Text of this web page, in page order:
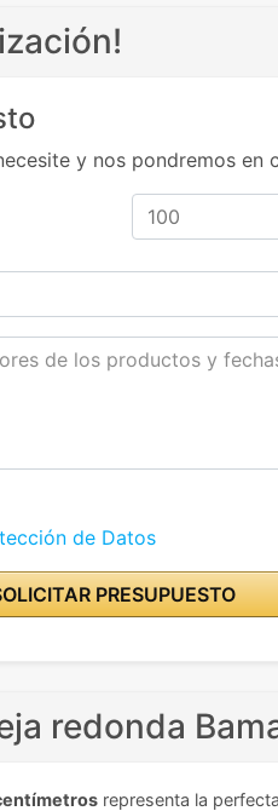
y nos pondremos en
de Datos
PRESUPUESTO
redonda
representa la